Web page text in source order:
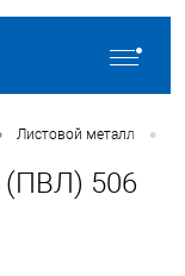
Листовой металл •
(ПВЛ) 506